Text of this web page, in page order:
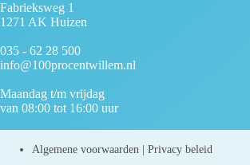
Fabrieksweg 1
1271 AK Huizen
035 - 62 28 500
info@100procentwillem.nl
Maandag t/m vrijdag
van 08:00 tot 16:00 uur
Algemene voorwaarden Privacy beleid